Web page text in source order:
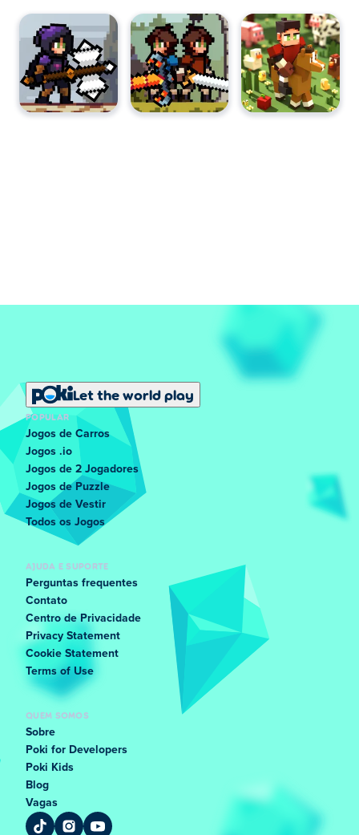
Let the world play
POPULAR
Jogos de Carros
Jogos .io
Jogos de 2 Jogadores
Jogos de Puzzle
Jogos de Vestir
Todos os Jogos
AJUDA E SUPORTE
Perguntas frequentes
Contato
Centro de Privacidade
Privacy Statement
Cookie Statement
Terms of Use
QUEM SOMOS
Sobre
Poki for Developers
Poki Kids
Blog
Vagas